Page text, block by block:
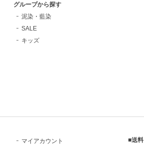
グループから探す
泥染・藍染
SALE
キッズ
マイアカウント
■送料